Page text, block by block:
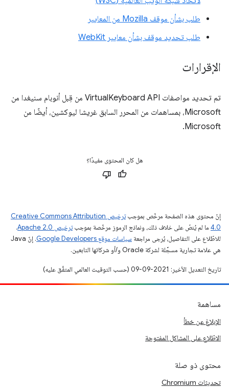
طلب بشأن موقف Mozilla من المعايير
طلب تحديد موقف بشأن معايير WebKit
الإقرارات
تم تحديد مواصفات VirtualKeyboard API من قِبل أنوبام سنيغدا من
Microsoft، بمساهمات من المحرر السابق غريشا ليوكشين، أيضًا من
Microsoft.
هل كان المحتوى مفيدًا؟
إنّ محتوى هذه الصفحة مرخّص بموجب
ترخيص Creative Commons Attribution
4.0‏ ما لم يُنصّ على خلاف ذلك، ونماذج الرموز مرخّصة بموجبترخيص Apache 2.0‏
.
للاطّلاع على التفاصيل، يُرجى مراجعة سياسات موقع Google Developers‏
. إنّ Java
هي علامة تجارية مسجَّلة لشركة Oracle و/أو شركائها التابعين.
تاريخ التعديل الأخير: 2021-09-09 (حسب التوقيت العالمي المتفَّق عليه)
مساهمة
الإبلاغ عن خطأ
الاطّلاع على المشاكل المفتوحة
محتوى ذو صلة
تحديثات Chromium